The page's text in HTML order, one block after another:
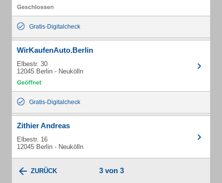
Gratis-Digitalcheck
WirKaufenAuto.Berlin
Elbestr. 30
12045 Berlin - Neukölln
Gratis-Digitalcheck
Zithier Andreas
Elbestr. 16
12045 Berlin - Neukölln
ZURÜCK 3 von 3